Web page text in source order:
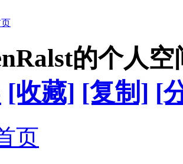
的个人空
[收藏] [复制] [
页